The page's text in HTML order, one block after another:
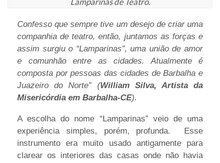
Confesso que sempre tive um desejo de criar uma
companhia de teatro, então, juntamos as forças e
assim surgiu o “Lamparinas”, uma união de amor
e comunhão entre as cidades. Atualmente é
composta por pessoas das cidades de Barbalha e
Juazeiro do Norte” (William Silva, Artista da
Misericórdia em Barbalha-CE).
A escolha do nome “Lamparinas” veio de uma
experiência simples, porém, profunda. Esse
instrumento era muito usado antigamente para
clarear os interiores das casas onde não havia